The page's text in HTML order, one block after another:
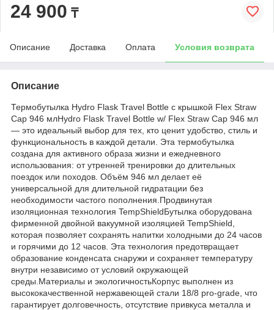
24 900 ₸
Описание Доставка Оплата Условия возврата
Описание
Термобутылка Hydro Flask Travel Bottle с крышкой Flex Straw
Cap 946 млHydro Flask Travel Bottle w/ Flex Straw Cap 946 мл
— это идеальный выбор для тех, кто ценит удобство, стиль и
функциональность в каждой детали. Эта термобутылка
создана для активного образа жизни и ежедневного
использования: от утренней тренировки до длительных
поездок или походов. Объём 946 мл делает её
универсальной для длительной гидратации без
необходимости частого пополнения.Продвинутая
изоляционная технология TempShieldБутылка оборудована
фирменной двойной вакуумной изоляцией TempShield,
которая позволяет сохранять напитки холодными до 24 часов
и горячими до 12 часов. Эта технология предотвращает
образование конденсата снаружи и сохраняет температуру
внутри независимо от условий окружающей
среды.Материалы и экологичностьКорпус выполнен из
высококачественной нержавеющей стали 18/8 pro-grade, что
гарантирует долговечность, отсутствие привкуса металла и